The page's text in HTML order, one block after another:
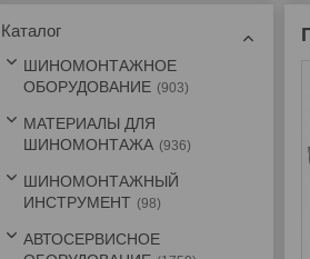
Каталог
ШИНОМОНТАЖНОЕ
ОБОРУДОВАНИЕ
903
МАТЕРИАЛЫ ДЛЯ
ШИНОМОНТАЖА
936
ШИНОМОНТАЖНЫЙ
ИНСТРУМЕНТ
98
АВТОСЕРВИСНОЕ